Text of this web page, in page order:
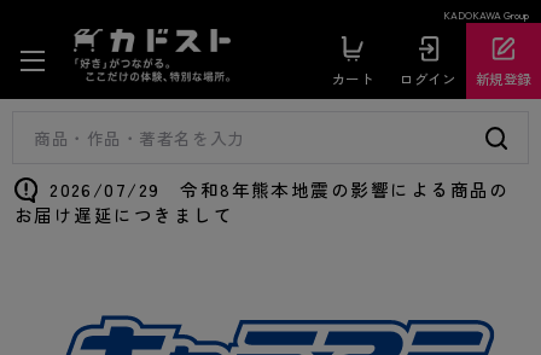
KADOKAWA Group
カート ログイン 新規登録
2026/07/29 令和8年熊本地震の影響による商品の
お届け遅延につきまして